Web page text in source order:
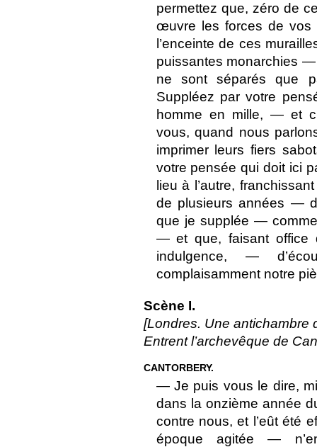
permettez que, zéro de
œuvre les forces de vos
l’enceinte de ces
puissantes monarchies
ne sont séparés que
Suppléez par votre
homme en mille, — et
vous, quand nous
imprimer leurs fiers
votre pensée qui doit ici
lieu à l’autre,
de plusieurs années —
que je supplée —
— et que, faisant office
indulgence, —
complaisamment notre
Scène I.
[Londres. Une antichambre
Entrent l’archevêque de
CANTORBERY.
— Je puis vous le dire,
dans la onzième année
contre nous, et l’eût été
époque agitée —